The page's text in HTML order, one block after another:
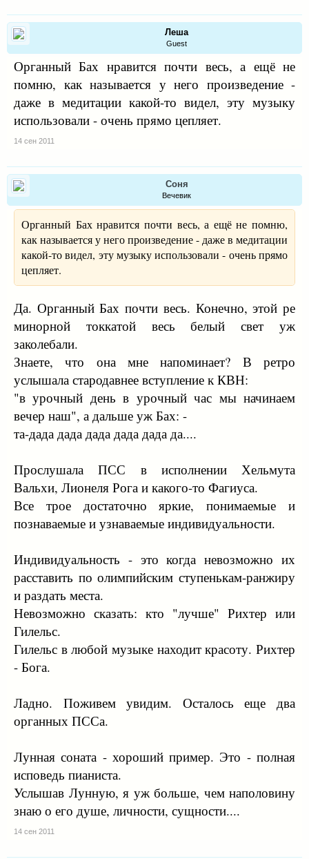
Леша
Guest
Органный Бах нравится почти весь, а ещё не
помню, как называется у него произведение -
даже в медитации какой-то видел, эту музыку
использовали - очень прямо цепляет.
14 сен 2011
Соня
Вечевик
Органный Бах нравится почти весь, а ещё не помню,
как называется у него произведение - даже в медитации
какой-то видел, эту музыку использовали - очень прямо
цепляет.
Да. Органный Бах почти весь. Конечно, этой ре
минорной токкатой весь белый свет уж
заколебали.
Знаете, что она мне напоминает? В ретро
услышала стародавнее вступление к КВН:
"в урочный день в урочный час мы начинаем
вечер наш", а дальше уж Бах: -
та-дада дада дада дада дада да....
Прослушала ПСС в исполнении Хельмута
Вальхи, Лионеля Рога и какого-то Фагиуса.
Все трое достаточно яркие, понимаемые и
познаваемые и узнаваемые индивидуальности.
Индивидуальность - это когда невозможно их
расставить по олимпийским ступенькам-ранжиру
и раздать места.
Невозможно сказать: кто "лучше" Рихтер или
Гилельс.
Гилельс в любой музыке находит красоту. Рихтер
- Бога.
Ладно. Поживем увидим. Осталось еще два
органных ПССа.
Лунная соната - хороший пример. Это - полная
исповедь пианиста.
Услышав Лунную, я уж больше, чем наполовину
знаю о его душе, личности, сущности....
14 сен 2011